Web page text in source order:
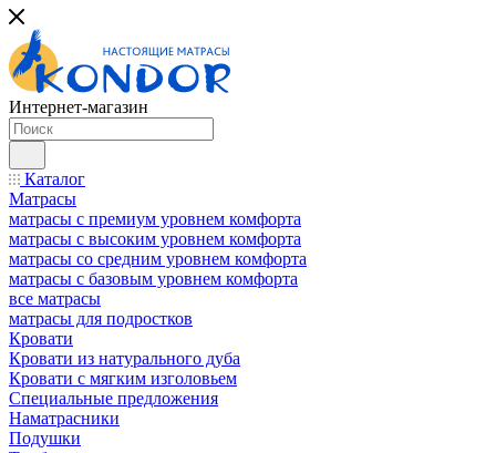
Интернет-магазин
Каталог
Матрасы
матрасы с премиум уровнем комфорта
матрасы с высоким уровнем комфорта
матрасы со средним уровнем комфорта
матрасы с базовым уровнем комфорта
все матрасы
матрасы для подростков
Кровати
Кровати из натурального дуба
Кровати с мягким изголовьем
Специальные предложения
Наматрасники
Подушки